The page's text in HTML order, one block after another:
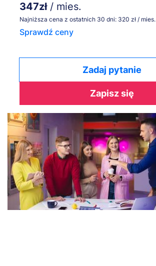
347zł / mies.
Najniższa cena z ostatnich 30 dni: 320 zł / mies.
Sprawdź ceny
Zadaj pytanie
Zapisz się